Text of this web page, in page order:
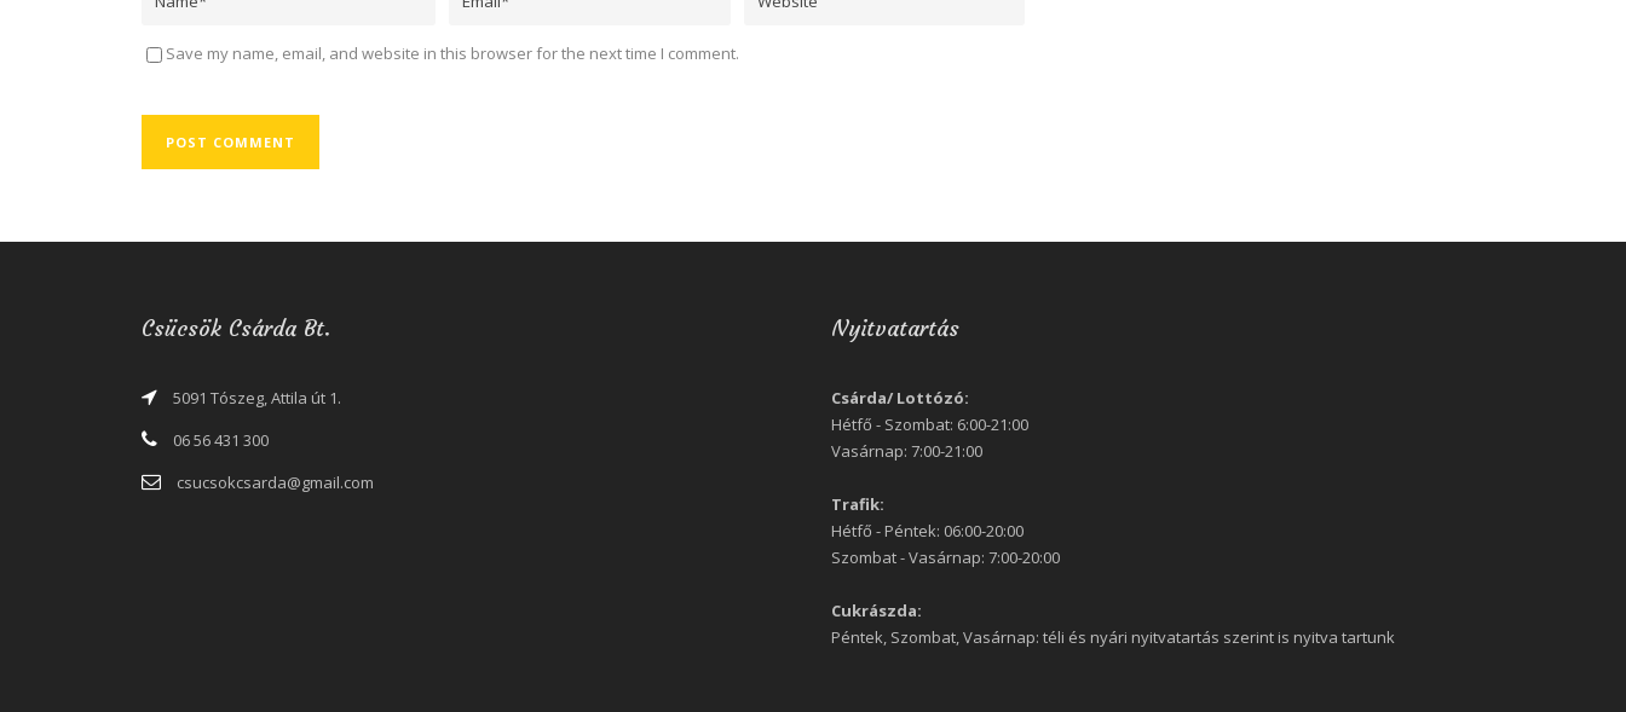
Save my name, email, and website in this browser for the next time I comment.
Csücsök Csárda Bt.
5091 Tószeg, Attila út 1.
06 56 431 300
csucsokcsarda@gmail.com
Nyitvatartás
Csárda/ Lottózó:
Hétfő - Szombat: 6:00-21:00
Vasárnap: 7:00-21:00
Trafik:
Hétfő - Péntek: 06:00-20:00
Szombat - Vasárnap: 7:00-20:00
Cukrászda:
Péntek, Szombat, Vasárnap: téli és nyári nyitvatartás szerint is nyitva tartunk